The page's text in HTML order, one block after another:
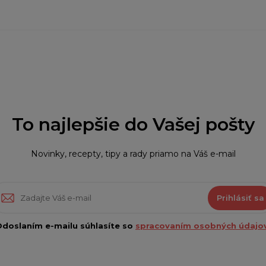
To najlepšie do Vašej pošty
Novinky, recepty, tipy a rady priamo na Váš e-mail
Prihlásiť sa
e-mailu súhlasíte so spracovaním osobných